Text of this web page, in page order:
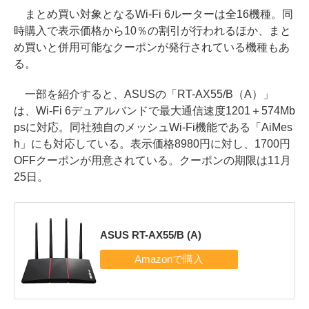
まとめ買い対象となるWi-Fi 6ルーターは全16機種。同
時購入で表示価格から10％の割引が行われるほか、まと
め買いと併用可能なクーポンが発行されている機種もあ
る。
一部を紹介すると、ASUSの「RT-AX55/B（A）」
は、Wi-Fi 6デュアルバンドで最大通信速度1201＋574Mb
psに対応。同社独自のメッシュWi-Fi機能である「AiMes
h」にも対応している。表示価格8980円に対し、1700円
OFFクーポンが用意されている。クーポンの期限は11月
25日。
ASUS RT-AX55/B (A)